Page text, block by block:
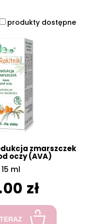
produkty dostępne
zmarszczek
oczy (AVA)
15 ml
zł